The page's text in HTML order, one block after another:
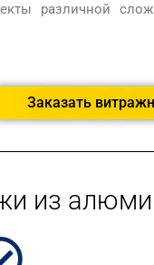
различной
Заказать
из